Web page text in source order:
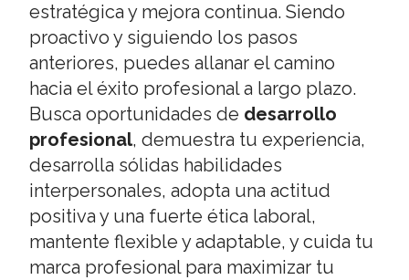
estratégica y mejora continua. Siendo
proactivo y siguiendo los pasos
anteriores, puedes allanar el camino
hacia el éxito profesional a largo plazo.
Busca oportunidades de desarrollo
profesional, demuestra tu experiencia,
desarrolla sólidas habilidades
interpersonales, adopta una actitud
positiva y una fuerte ética laboral,
mantente flexible y adaptable, y cuida tu
marca profesional para maximizar tu